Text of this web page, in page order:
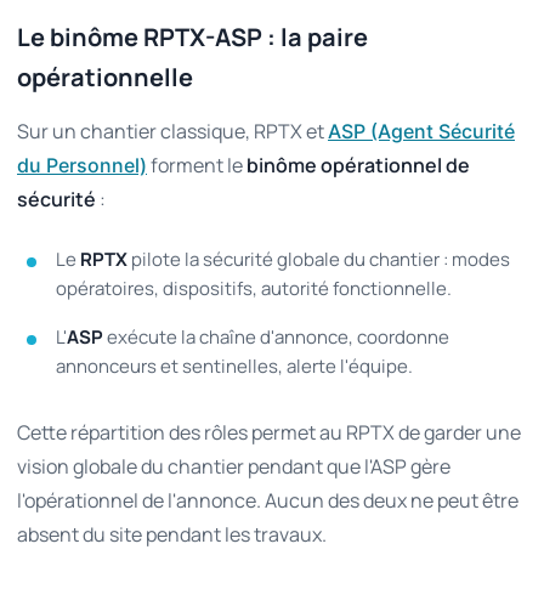
Le binôme RPTX-ASP : la paire
opérationnelle
Sur un chantier classique, RPTX etASP (Agent Sécurité
du Personnel) forment lebinôme opérationnel de
sécurité :
Le RPTXpilote la sécurité globale du chantier : modes
opératoires, dispositifs, autorité fonctionnelle.
L'ASPexécute la chaîne d'annonce, coordonne
annonceurs et sentinelles, alerte l'équipe.
Cette répartition des rôles permet au RPTX de garder une
vision globale du chantier pendant que l'ASP gère
l'opérationnel de l'annonce. Aucun des deux ne peut être
absent du site pendant les travaux.